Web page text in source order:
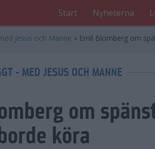
Start Nyheterna
Jesus och Manne » Emil Blomberg om
- MED JESUS OCH MANNE
om
köra